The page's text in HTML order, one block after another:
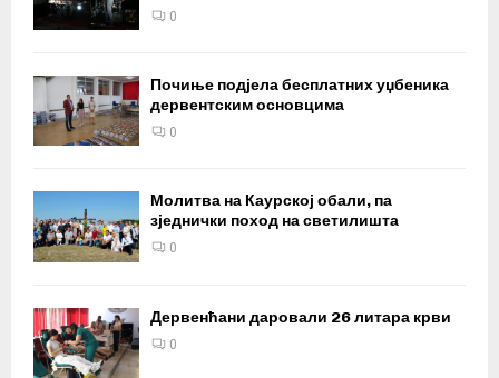
0
Почиње подјела бесплатних уџбеника
дервентским основцима
0
Молитва на Каурској обали, па
зједнички поход на светилишта
0
Дервенћани даровали 26 литара крви
0